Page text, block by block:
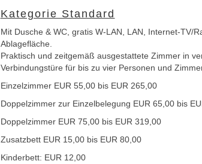
Kategorie Standard
Mit Dusche & WC, gratis W-LAN, LAN, Internet-TV/
Ablagefläche.
Praktisch und zeitgemäß ausgestattete Zimmer in
Verbindungstüre für bis zu vier Personen und
Einzelzimmer EUR 55,00 bis EUR 265,00
Doppelzimmer zur Einzelbelegung EUR 65,00 bis
Doppelzimmer EUR 75,00 bis EUR 319,00
Zusatzbett EUR 15,00 bis EUR 80,00
Kinderbett: EUR 12,00